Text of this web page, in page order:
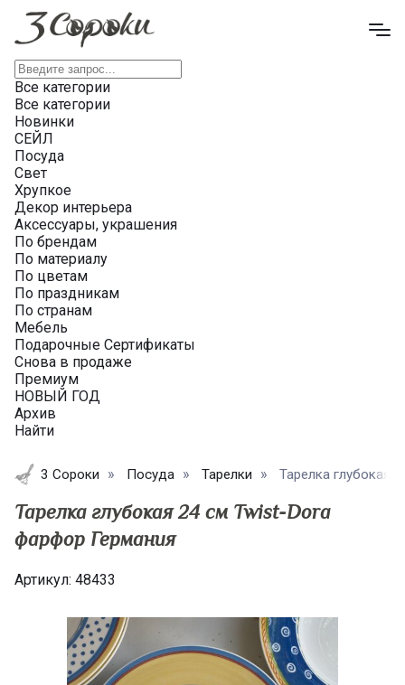
Все категории
Все категории
Новинки
СЕЙЛ
Посуда
Свет
Хрупкое
Декор интерьера
Аксессуары, украшения
По брендам
По материалу
По цветам
По праздникам
По странам
Мебель
Подарочные Сертификаты
Снова в продаже
Премиум
НОВЫЙ ГОД
Архив
Найти
3 Сороки Посуда Тарелки Тарелка глубокая
Тарелка глубокая 24 см Twist-Dora
фарфор Германия
Артикул: 48433